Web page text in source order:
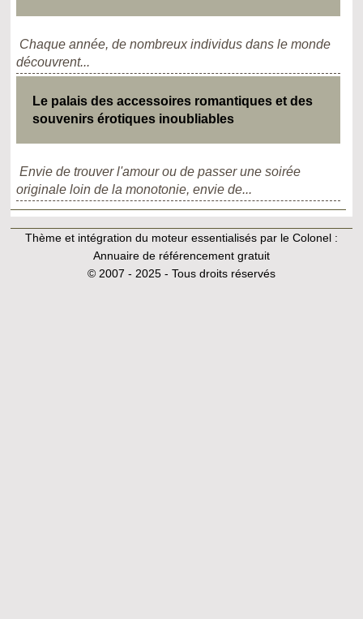
Chaque année, de nombreux individus dans le monde
découvrent...
Le palais des accessoires romantiques et des
souvenirs érotiques inoubliables
Envie de trouver l'amour ou de passer une soirée
originale loin de la monotonie, envie de...
Thème et intégration du moteur essentialisés par le Colonel :
Annuaire de référencement gratuit
© 2007 - 2025 - Tous droits réservés